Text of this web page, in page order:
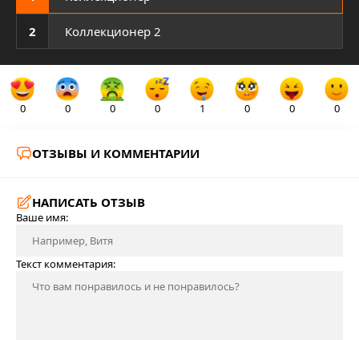
2 Коллекционер 2
0 0 0 0 1 0 0 0
ОТЗЫВЫ И КОММЕНТАРИИ
НАПИСАТЬ ОТЗЫВ
Ваше имя:
Текст комментария: